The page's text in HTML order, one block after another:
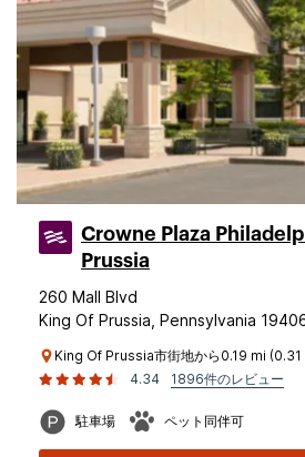
Crowne Plaza
Prussia
260 Mall Blvd
King Of Prussia, Pennsylvania
King Of Prussia市街地から0.19 mi (0.31
4.34
1896件のレビュー
駐車場 ペット同伴可